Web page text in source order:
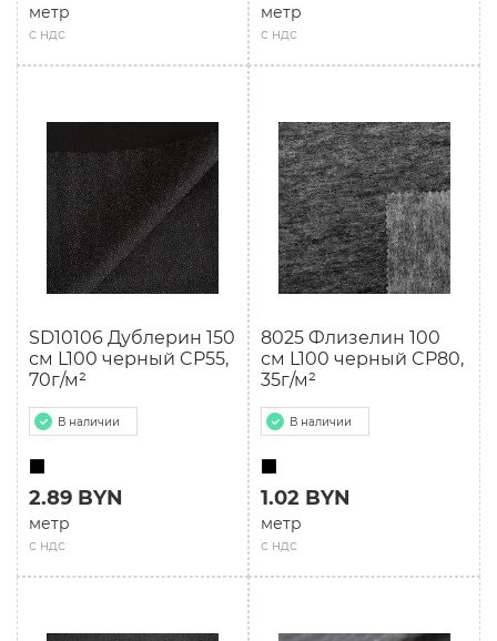
с ндс
метр
с ндс
метр
SD10106 Дублерин 150
см L100 черный CP55,
70г/м²
В наличии
с ндс
2.89 BYN
метр
8025 Флизелин 100
см L100 черный CP80,
35г/м²
В наличии
с ндс
1.02 BYN
метр